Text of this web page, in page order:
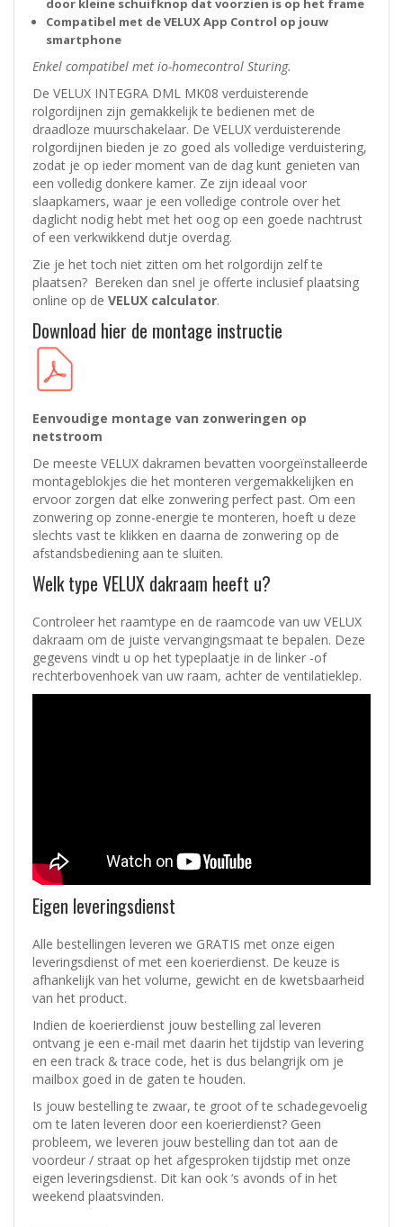
door kleine schuifknop dat voorzien is op het frame
Compatibel met de VELUX App Control op jouw
smartphone
Enkel compatibel met io-homecontrol Sturing.
De VELUX INTEGRA DML MK08 verduisterende
rolgordijnen zijn gemakkelijk te bedienen met de
draadloze muurschakelaar. De VELUX verduisterende
rolgordijnen bieden je zo goed als volledige verduistering,
zodat je op ieder moment van de dag kunt genieten van
een volledig donkere kamer. Ze zijn ideaal voor
slaapkamers, waar je een volledige controle over het
daglicht nodig hebt met het oog op een goede nachtrust
of een verkwikkend dutje overdag.
Zie je het toch niet zitten om het rolgordijn zelf te
plaatsen? Bereken dan snel je offerte inclusief plaatsing
online op de VELUX calculator.
Download hier de montage instructie
Eenvoudige montage van zonweringen op
netstroom
De meeste VELUX dakramen bevatten voorgeïnstalleerde
montageblokjes die het monteren vergemakkelijken en
ervoor zorgen dat elke zonwering perfect past. Om een
zonwering op zonne-energie te monteren, hoeft u deze
slechts vast te klikken en daarna de zonwering op de
afstandsbediening aan te sluiten.
Welk type VELUX dakraam heeft u?
Controleer het raamtype en de raamcode van uw VELUX
dakraam om de juiste vervangingsmaat te bepalen. Deze
gegevens vindt u op het typeplaatje in de linker -of
rechterbovenhoek van uw raam, achter de ventilatieklep.
Eigen leveringsdienst
Alle bestellingen leveren we GRATIS met onze eigen
leveringsdienst of met een koerierdienst. De keuze is
afhankelijk van het volume, gewicht en de kwetsbaarheid
van het product.
Indien de koerierdienst jouw bestelling zal leveren
ontvang je een e-mail met daarin het tijdstip van levering
en een track & trace code, het is dus belangrijk om je
mailbox goed in de gaten te houden.
Is jouw bestelling te zwaar, te groot of te schadegevoelig
om te laten leveren door een koerierdienst? Geen
probleem, we leveren jouw bestelling dan tot aan de
voordeur / straat op het afgesproken tijdstip met onze
eigen leveringsdienst. Dit kan ook ‘s avonds of in het
weekend plaatsvinden.